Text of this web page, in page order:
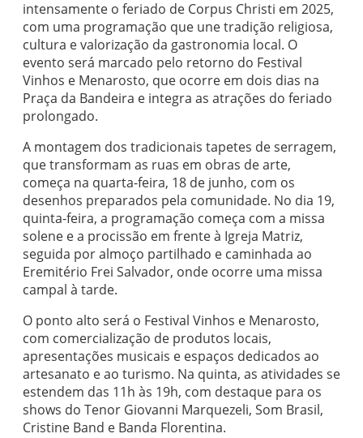
intensamente o feriado de Corpus Christi em 2025,
com uma programação que une tradição religiosa,
cultura e valorização da gastronomia local. O
evento será marcado pelo retorno do Festival
Vinhos e Menarosto, que ocorre em dois dias na
Praça da Bandeira e integra as atrações do feriado
prolongado.
A montagem dos tradicionais tapetes de serragem,
que transformam as ruas em obras de arte,
começa na quarta-feira, 18 de junho, com os
desenhos preparados pela comunidade. No dia 19,
quinta-feira, a programação começa com a missa
solene e a procissão em frente à Igreja Matriz,
seguida por almoço partilhado e caminhada ao
Eremitério Frei Salvador, onde ocorre uma missa
campal à tarde.
O ponto alto será o Festival Vinhos e Menarosto,
com comercialização de produtos locais,
apresentações musicais e espaços dedicados ao
artesanato e ao turismo. Na quinta, as atividades se
estendem das 11h às 19h, com destaque para os
shows do Tenor Giovanni Marquezeli, Som Brasil,
Cristine Band e Banda Florentina.